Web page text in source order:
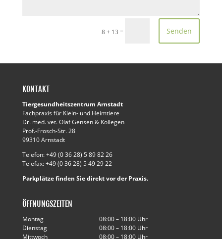
8 + 13 = Senden
KONTAKT
Tiergesundheitszentrum Arnstadt
Fachpraxis für Klein- und Heimtiere
Dr. med. vet. Olaf Gensen & Kollegen
Prof.-Frosch-Str. 28
99310 Arnstadt
Telefon: +49 (0 36 28) 5 89 82 26
Telefax: +49 (0 36 28) 5 49 29 22
Parkplätze finden Sie direkt vor der Praxis.
ÖFFNUNGSZEITEN
Montag
08:00 – 18:00 Uhr
Dienstag
08:00 – 18:00 Uhr
Mittwoch
08:00 – 18:00 Uhr